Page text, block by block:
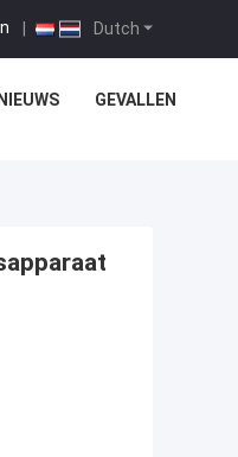
Dutch
|
NIEUWS GEVALLEN